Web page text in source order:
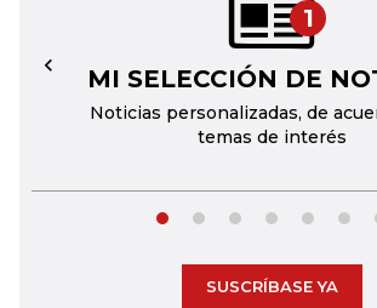
1
MI SELECCIÓN DE
Noticias personalizadas, de
temas de interés
←
SUSCRÍBASE YA